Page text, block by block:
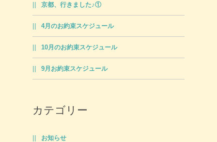
京都、行きました♪①
4月のお約束スケジュール
10月のお約束スケジュール
9月お約束スケジュール
カテゴリー
お知らせ